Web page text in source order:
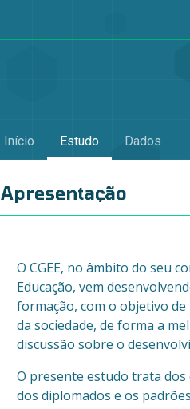
Início Estudo Dados
Apresentação
O CGEE, no âmbito do seu
Educação, vem
formação, com o objetivo
da sociedade, de forma a
discussão sobre o
O presente estudo trata
dos diplomados e os